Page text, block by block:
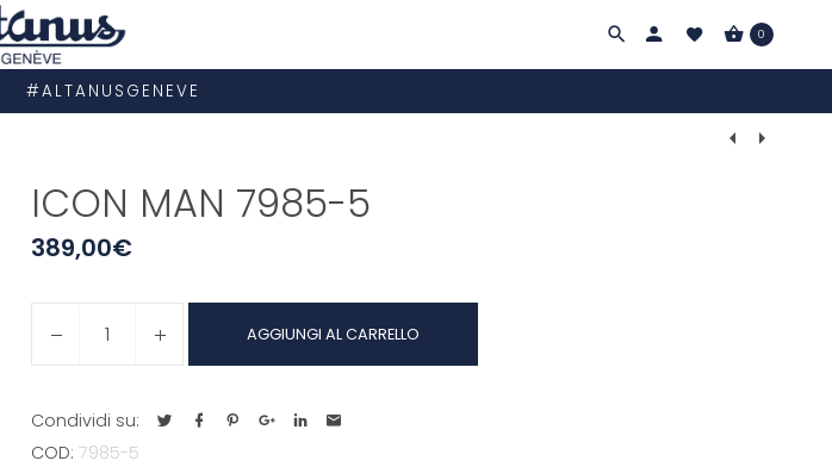
0
#ALTANUSGENEVE
ICON MAN 7985-5
389,00€
5
quantità
AGGIUNGI AL CARRELLO
Condividi su:
COD: 7985-5